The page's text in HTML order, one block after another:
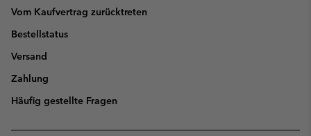
Vom Kaufvertrag zurücktreten
Bestellstatus
Versand
Zahlung
Häufig gestellte Fragen